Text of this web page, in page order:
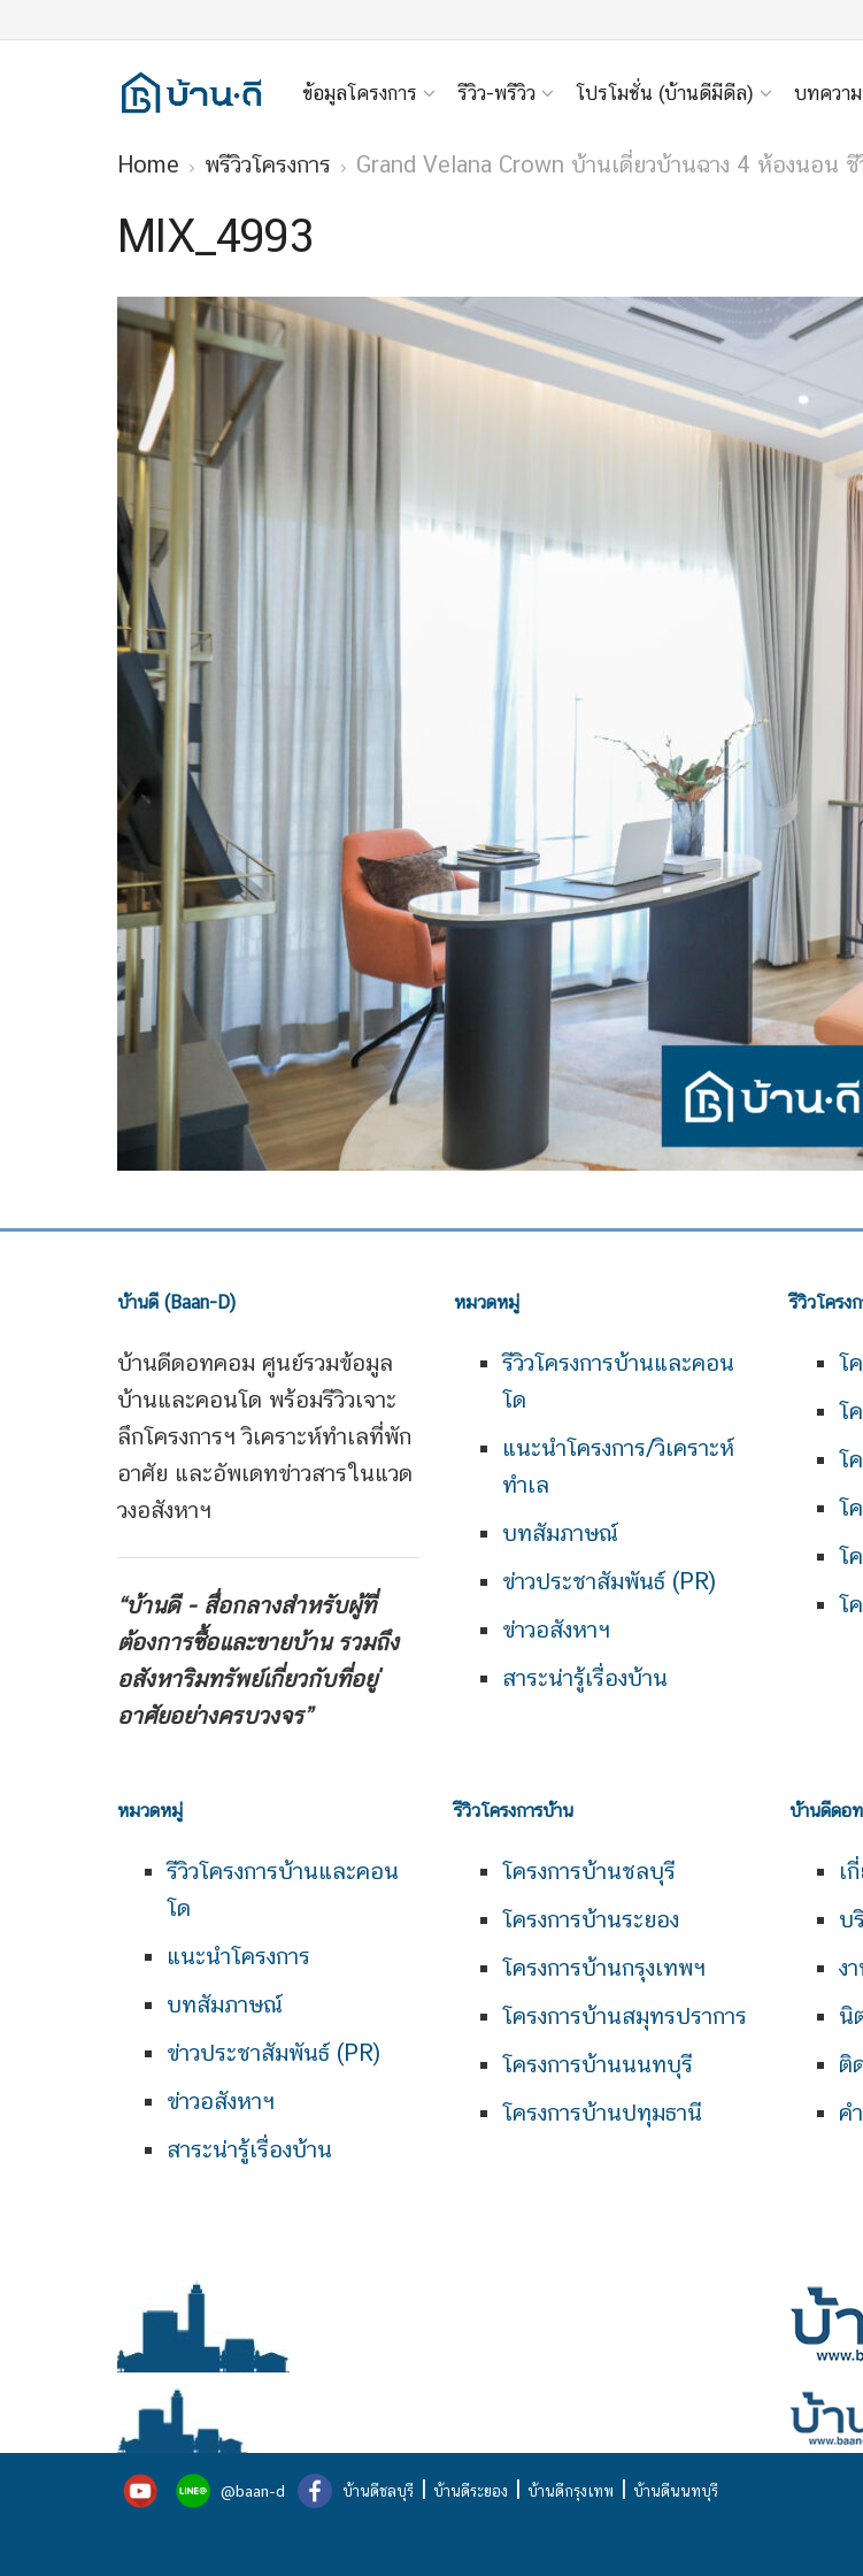
ข้อมูลโครงการ รีวิว-พรีวิว โปรโมชั่น (บ้านดีมีดีล) บทควา
Home พรีวิวโครงการ Grand Velana Crown บ้านเดี่ยวบ้านฉาง 4 ห้องนอน
MIX_4993
บ้านดี (Baan-D)
บ้านดีดอทคอม ศูนย์รวมข้อมูล
บ้านและคอนโด พร้อมรีวิวเจาะ
ลึกโครงการฯ วิเคราะห์ทำเลที่พัก
อาศัย และอัพเดทข่าวสารในแวด
วงอสังหาฯ
“บ้านดี - สื่อกลางสำหรับผู้ที่
ต้องการซื้อและขายบ้าน รวมถึง
อสังหาริมทรัพย์เกี่ยวกับที่อยู่
อาศัยอย่างครบวงจร”
หมวดหมู่
รีวิวโครงการบ้านและคอน
โด
แนะนำโครงการ/วิเคราะห์
ทำเล
บทสัมภาษณ์
ข่าวประชาสัมพันธ์ (PR)
ข่าวอสังหาฯ
สาระน่ารู้เรื่องบ้าน
รีวิวโครง
โ
โ
โ
โ
โ
โ
หมวดหมู่
รีวิวโครงการบ้านและคอน
โด
แนะนำโครงการ
บทสัมภาษณ์
ข่าวประชาสัมพันธ์ (PR)
ข่าวอสังหาฯ
สาระน่ารู้เรื่องบ้าน
รีวิวโครงการบ้าน
โครงการบ้านชลบุรี
โครงการบ้านระยอง
โครงการบ้านกรุงเทพฯ
โครงการบ้านสมุทรปราการ
โครงการบ้านนนทบุรี
โครงการบ้านปทุมธานี
บ้านดีดอ
เ
บ
ง
นิ
ติ
ค
@baan-d บ้านดีชลบุรี | บ้านดีระยอง | บ้านดีกรุงเทพ | บ้านดีนนทบุรี